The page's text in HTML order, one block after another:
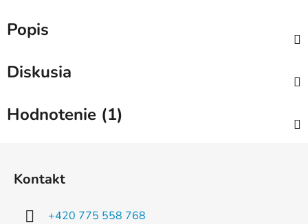
Popis
Diskusia
Hodnotenie (1)
Kontakt
+420 775 558 768